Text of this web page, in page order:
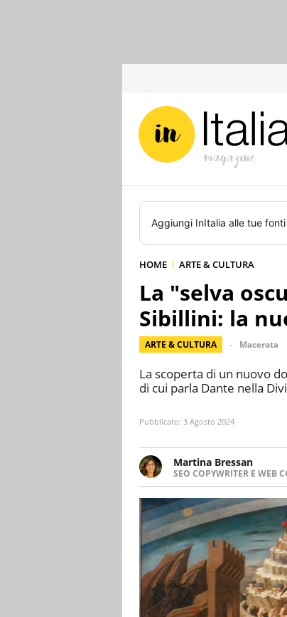
Aggiungi InItalia alle tue
HOME ARTE & CULTURA
La "selva
Sibillini: la
ARTE & CULTURA Macerata
La scoperta di un nuovo
di cui parla Dante nella
Pubblicato: 3 Agosto 2024
Martina Bressan
SEO COPYWRITER E WEB
Appassionata di
nuove culture.
soprattutto scrivere.